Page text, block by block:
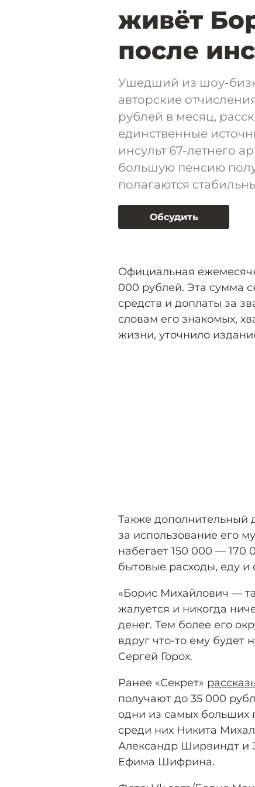
живёт
после
Ушедший из шоу-
авторские
рублей в месяц,
единственные
инсульт 67-летнего
большую пенсию
полагаются
Обсудить
Официальная
000 рублей. Эта сумма
средств и доплаты за
словам его знакомых,
жизни, уточнило
Также дополнительный
за использование его
набегает 150 000 — 170
бытовые расходы, еду и
«Борис Михайлович —
жалуется и никогда
денег. Тем более его
вдруг что-то ему будет
Сергей Горох.
Ранее «Секрет»
получают до 35 000
одни из самых больших
среди них Никита
Александр Ширвиндт и
Ефима Шифрина.